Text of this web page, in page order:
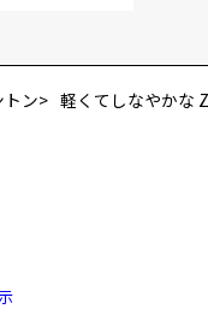
ン 軽くてしなやかな